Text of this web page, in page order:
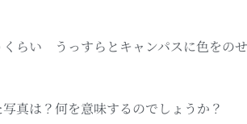
らい うっすらとキャンパスに色をのせ
真は？何を意味するのでしょうか？